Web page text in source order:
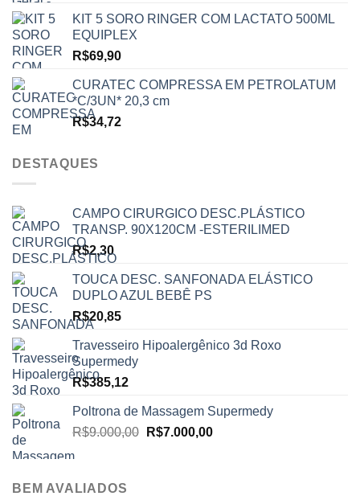
KIT 5 SORO RINGER COM LACTATO 500ML
EQUIPLEX
R$69,90
CURATEC COMPRESSA EM PETROLATUM
*C/3UN* 20,3 cm
R$34,72
DESTAQUES
CAMPO CIRURGICO DESC.PLÁSTICO
TRANSP. 90X120CM -ESTERILIMED
R$2,30
TOUCA DESC. SANFONADA ELÁSTICO
DUPLO AZUL BEBÊ PS
R$20,85
Travesseiro Hipoalergênico 3d Roxo
Supermedy
R$385,12
Poltrona de Massagem Supermedy
R$9.000,00 O
R$7.000,00O
BEM AVALIADOS